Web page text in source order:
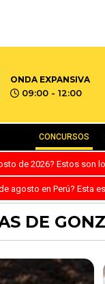
ONDA EXPANSIVA
09:00 - 12:00
CONCURSOS
de 2026? Estos son
agosto en Perú? Esta
DE